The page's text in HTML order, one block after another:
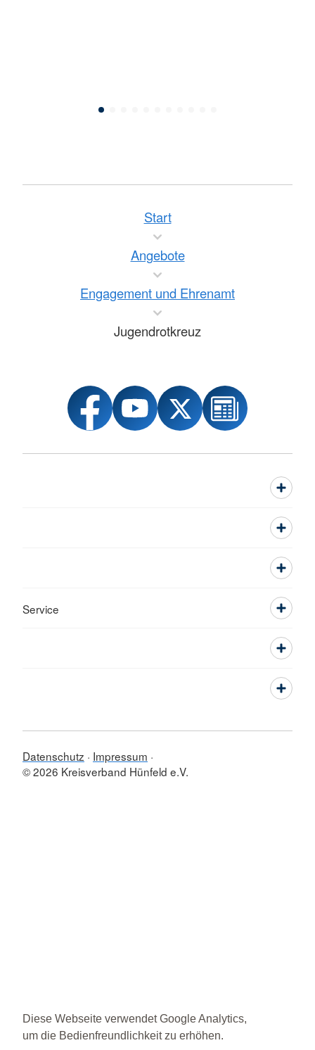
Diese Webseite verwendet Google Analytics,
um die Bedienfreundlichkeit zu erhöhen.
Start
Angebote
Engagement und Ehrenamt
Jugendrotkreuz
Service
Datenschutz
Impressum
© 2026 Kreisverband Hünfeld e.V.